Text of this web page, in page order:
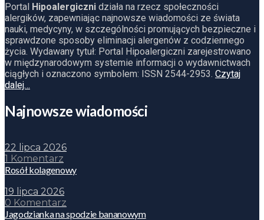
Portal Hipoalergiczni działa na rzecz społeczności
alergików, zapewniając najnowsze wiadomości ze świata
nauki, medycyny, w szczególności promujących bezpieczne i
sprawdzone sposoby eliminacji alergenów z codziennego
życia. Wydawany tytuł: Portal Hipoalergiczni zarejestrowano
w międzynarodowym systemie informacji o wydawnictwach
ciągłych i oznaczono symbolem: ISSN 2544-2953. Czytaj
dalej…
Najnowsze wiadomości
22 lipca 2026
1 Komentarz
Rosół kolagenowy
19 lipca 2026
0 Komentarz
Jagodzianka na spodzie bananowym